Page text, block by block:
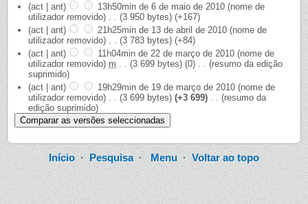
(act | ant)
13h50min de 6 de maio de 2010 (nome de
utilizador removido)
(3 950 bytes) (+167)
(act | ant)
21h25min de 13 de abril de 2010 (nome de
utilizador removido)
(3 783 bytes) (+84)
(act | ant)
11h04min de 22 de março de 2010 (nome de
utilizador removido) m (3 699 bytes) (0)
(resumo da edição
suprimido)
(act | ant)
19h29min de 19 de março de 2010 (nome de
utilizador removido)
(3 699 bytes) (+3 699)
(resumo da
edição suprimido)
Início·Pesquisa·Menu ·Voltar ao topo